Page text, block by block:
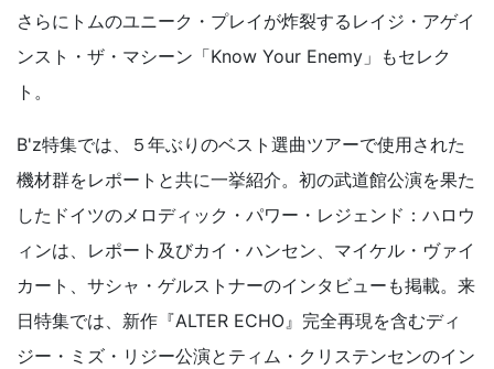
さらにトムのユニーク・プレイが炸裂するレイジ・アゲイ
ンスト・ザ・マシーン「Know Your Enemy」もセレク
ト。
B'z特集では、５年ぶりのベスト選曲ツアーで使用された
機材群をレポートと共に一挙紹介。初の武道館公演を果た
したドイツのメロディック・パワー・レジェンド：ハロウ
ィンは、レポート及びカイ・ハンセン、マイケル・ヴァイ
カート、サシャ・ゲルストナーのインタビューも掲載。来
日特集では、新作『ALTER ECHO』完全再現を含むディ
ジー・ミズ・リジー公演とティム・クリステンセンのイン